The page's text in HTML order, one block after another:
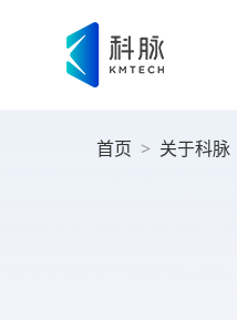
集团型企业
新零售解决方
首页 > 关于科脉